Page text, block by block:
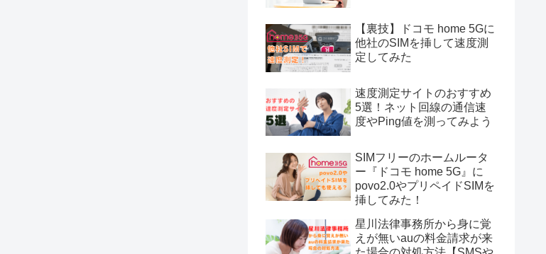
【裏技】ドコモ home 5Gに
他社のSIMを挿して速度測
定してみた
速度測定サイトのおすすめ
5選！ネット回線の通信速
度やPing値を測ってみよう
SIMフリーのホームルータ
ー『ドコモ home 5G』に
povo2.0やプリペイドSIMを
挿してみた！
星川法律事務所から身に覚
えが無いauの料金請求が来